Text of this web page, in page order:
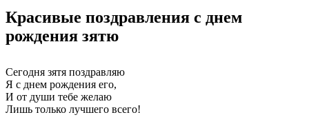
Красивые поздравления с днем
рождения зятю
Сегодня зятя поздравляю
Я с днем рождения его,
И от души тебе желаю
Лишь только лучшего всего!